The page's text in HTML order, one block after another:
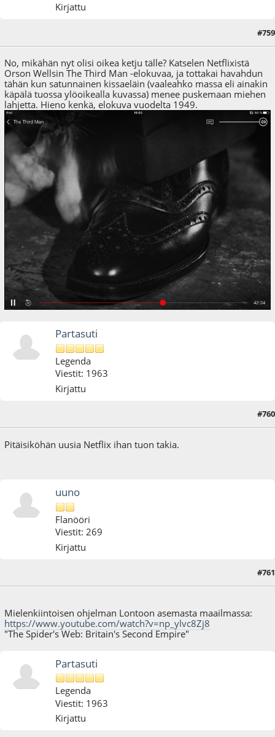
Kirjattu
#759
No, mikähän nyt olisi oikea ketju tälle? Katselen Netflixistä
Orson Wellsin The Third Man -elokuvaa, ja tottakai havahdun
tähän kun satunnainen kissaeläin (vaaleahko massa eli ainakin
käpälä tuossa ylöoikealla kuvassa) menee puskemaan miehen
lahjetta. Hieno kenkä, elokuva vuodelta 1949.
Partasuti
Legenda
Viestit: 1963
Kirjattu
#760
Pitäisiköhän uusia Netflix ihan tuon takia.
uuno
Flanööri
Viestit: 269
Kirjattu
#761
Mielenkiintoisen ohjelman Lontoon asemasta maailmassa:
https://www.youtube.com/watch?v=np_ylvc8Zj8
"The Spider's Web: Britain's Second Empire"
Partasuti
Legenda
Viestit: 1963
Kirjattu